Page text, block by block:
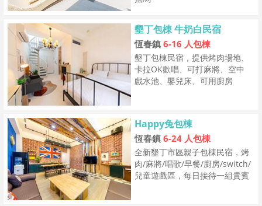
墾丁包棟 牛奶白民宿
恆春鎮 6-16 人包棟
墾丁包棟民宿，提供烤肉場地、
卡拉OK歡唱、可打麻將、空中
戲水池、嬰兒床、可用廚房
Happy兔包棟
恆春鎮 6-24 人包棟
全新墾丁市區親子包棟民宿，烤
肉/麻將/唱歌/早餐/廚房/switch/
兒童遊戲區，每日接待一組貴賓